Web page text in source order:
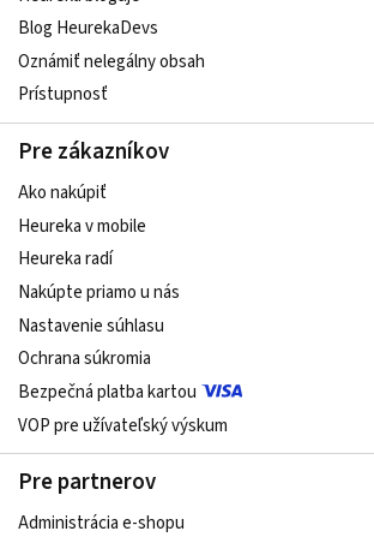
Blog HeurekaDevs
Oznámiť nelegálny obsah
Prístupnosť
Pre zákazníkov
Ako nakúpiť
Heureka v mobile
Heureka radí
Nakúpte priamo u nás
Nastavenie súhlasu
Ochrana súkromia
Bezpečná platba kartou
VOP pre užívateľský výskum
Pre partnerov
Administrácia e-shopu